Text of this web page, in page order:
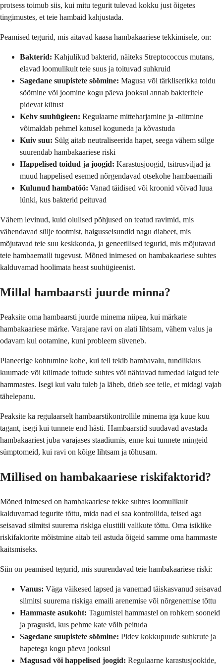
protsess toimub siis, kui mitu tegurit tulevad kokku just õigetes
tingimustes, et teie hambaid kahjustada.
Peamised tegurid, mis aitavad kaasa hambakaariese tekkimisele, on:
Bakterid: Kahjulikud bakterid, näiteks Streptococcus mutans,
elavad loomulikult teie suus ja toituvad suhkruid
Sagedane suupistete söömine: Magusa või tärkliserikka toidu
söömine või joomine kogu päeva jooksul annab bakteritele
pidevat kütust
Kehv suuhügieen: Regulaarne mitteharjamine ja -niitmine
võimaldab pehmel katusel koguneda ja kõvastuda
Kuiv suu: Sülg aitab neutraliseerida hapet, seega vähem sülge
suurendab hambakaariese riski
Happelised toidud ja joogid: Karastusjoogid, tsitrusviljad ja
muud happelised esemed nõrgendavad otsekohe hambaemaili
Kulunud hambatöö: Vanad täidised või kroonid võivad luua
lünki, kus bakterid peituvad
Vähem levinud, kuid olulised põhjused on teatud ravimid, mis
vähendavad sülje tootmist, haigusseisundid nagu diabeet, mis
mõjutavad teie suu keskkonda, ja geneetilised tegurid, mis mõjutavad
teie hambaemaili tugevust. Mõned inimesed on hambakaariese suhtes
kalduvamad hoolimata heast suuhügieenist.
Millal hambaarsti juurde minna?
Peaksite oma hambaarsti juurde minema niipea, kui märkate
hambakaariese märke. Varajane ravi on alati lihtsam, vähem valus ja
odavam kui ootamine, kuni probleem süveneb.
Planeerige kohtumine kohe, kui teil tekib hambavalu, tundlikkus
kuumade või külmade toitude suhtes või nähtavad tumedad laigud teie
hammastes. Isegi kui valu tuleb ja läheb, ütleb see teile, et midagi vajab
tähelepanu.
Peaksite ka regulaarselt hambaarstikontrollile minema iga kuue kuu
tagant, isegi kui tunnete end hästi. Hambaarstid suudavad avastada
hambakaariest juba varajases staadiumis, enne kui tunnete mingeid
sümptomeid, kui ravi on kõige lihtsam ja tõhusam.
Millised on hambakaariese riskifaktorid?
Mõned inimesed on hambakaariese tekke suhtes loomulikult
kalduvamad tegurite tõttu, mida nad ei saa kontrollida, teised aga
seisavad silmitsi suurema riskiga elustiili valikute tõttu. Oma isiklike
riskifaktorite mõistmine aitab teil astuda õigeid samme oma hammaste
kaitsmiseks.
Siin on peamised tegurid, mis suurendavad teie hambakaariese riski:
Vanus: Väga väikesed lapsed ja vanemad täiskasvanud seisavad
silmitsi suurema riskiga emaili arenemise või nõrgenemise tõttu
Hammaste asukoht: Tagumistel hammastel on rohkem sooneid
ja pragusid, kus pehme kate võib peituda
Sagedane suupistete söömine: Pidev kokkupuude suhkrute ja
hapetega kogu päeva jooksul
Magusad või happelised joogid: Regulaarne karastusjookide,